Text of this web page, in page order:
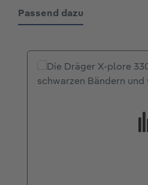
Passend dazu